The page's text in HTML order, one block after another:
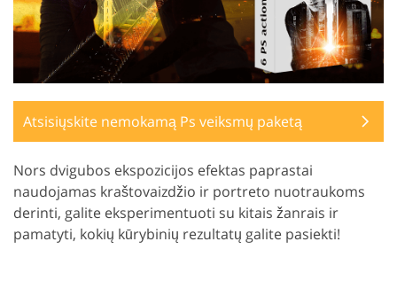
Atsisiųskite nemokamą Ps veiksmų paketą
Nors dvigubos ekspozicijos efektas paprastai
naudojamas kraštovaizdžio ir portreto nuotraukoms
derinti, galite eksperimentuoti su kitais žanrais ir
pamatyti, kokių kūrybinių rezultatų galite pasiekti!